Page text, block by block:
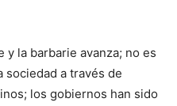
y la barbarie avanza; no es
sociedad a través de
los gobiernos han sido